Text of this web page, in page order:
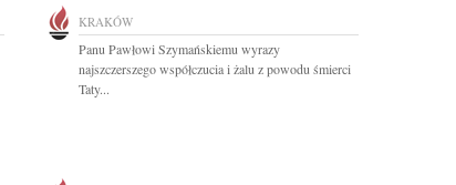
KRAKÓW
Panu Pawłowi Szymańskiemu wyrazy
najszczerszego współczucia i żalu z powodu śmierci
Taty...